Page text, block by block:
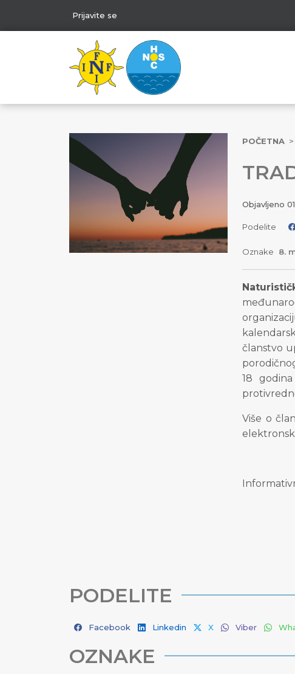
Prijavite se
POČETNA
Objavljeno
Podelite
Oznake 8.
članstvo
18
Više o
PODELITE
Facebook Linkedin X Viber
OZNAKE